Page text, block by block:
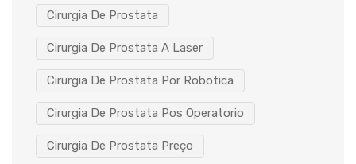
Cirurgia De Prostata
Cirurgia De Prostata A Laser
Cirurgia De Prostata Por Robotica
Cirurgia De Prostata Pos Operatorio
Cirurgia De Prostata Preço